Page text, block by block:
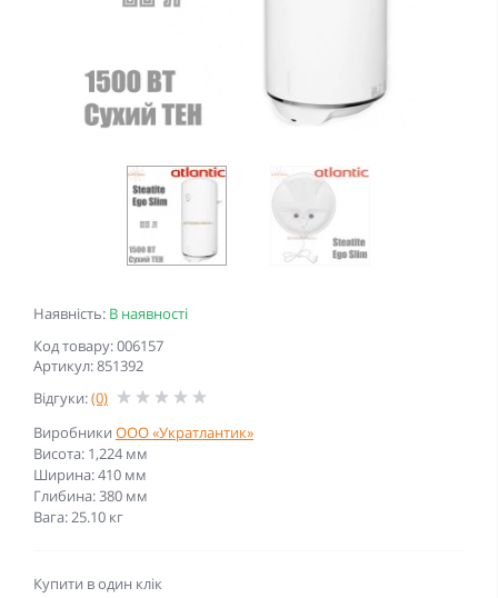
Наявність: В наявності
Код товару: 006157
Артикул: 851392
Відгуки:(0)
Виробники ООО «Укратлантик»
Висота: 1,224 мм
Ширина: 410 мм
Глибина: 380 мм
Вага: 25.10 кг
Купити в один клік